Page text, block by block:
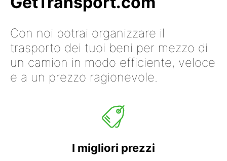
Con noi potrai organizzare il
trasporto dei tuoi beni per mezzo di
un camion in modo efficiente, veloce
e a un prezzo ragionevole.
I migliori prezzi